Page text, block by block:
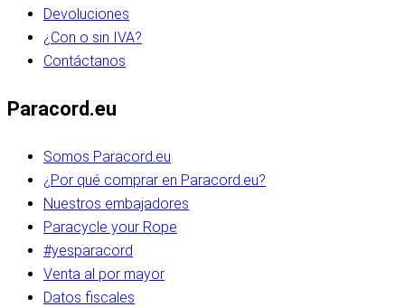
Devoluciones
¿Con o sin IVA?
Contáctanos
Paracord.eu
Somos Paracord.eu
¿Por qué comprar en Paracord.eu?
Nuestros embajadores
Paracycle your Rope
#yesparacord
Venta al por mayor
Datos fiscales